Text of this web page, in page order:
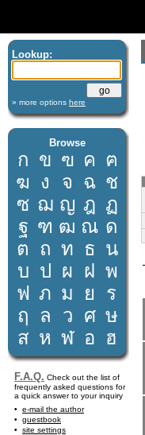
Lookup:
» more options here
Browse
ก ข ฃ ค ฅ
ฆ ง จ ฉ ช
ซ ฌ ญ ฎ ฏ
ฐ ฑ ฒ ณ ด
ต ถ ท ธ น
บ ป ผ ฝ พ
ฟ ภ ม ย
ร
ฤ
ล ว ศ ษ
ส ห ฬ อ ฮ
F.A.Q. Check out the list of
frequently asked questions for
a quick answer to your inquiry
e-mail the author
guestbook
site settings